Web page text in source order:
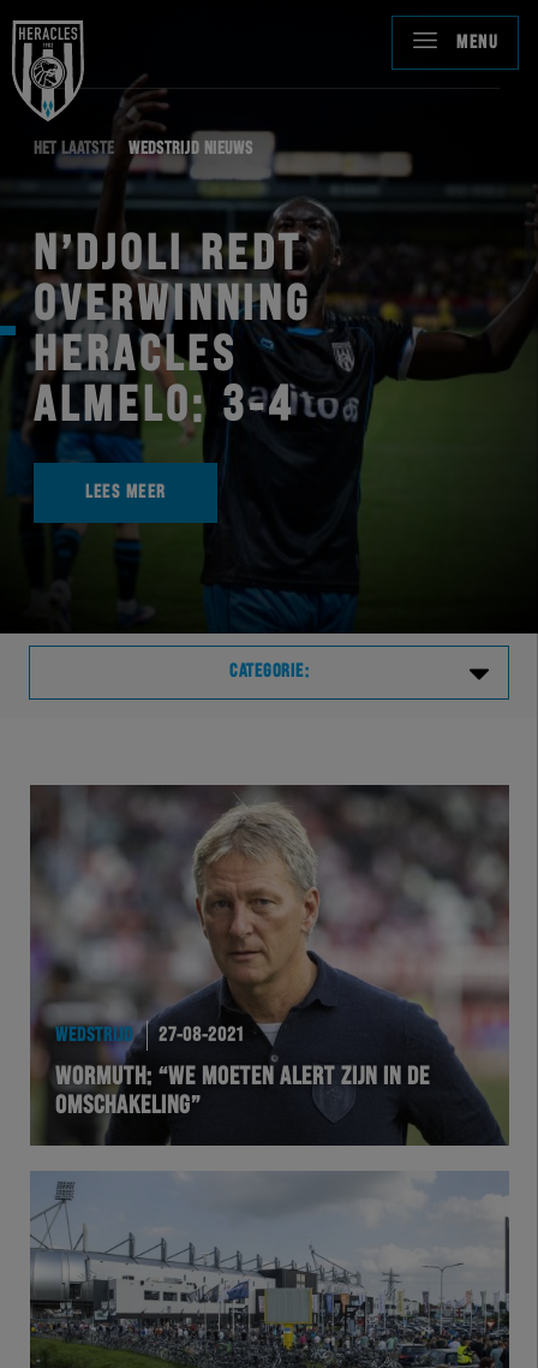
MENU
HET LAATSTE WEDSTRIJD NIEUWS
N’DJOLI REDT
OVERWINNING
HERACLES
ALMELO: 3-4
LEES MEER
CATEGORIE:
EXCHER
HERTEL
Natuurgras
Wedstrijd
WEDSTRIJD 27-08-2021
WORMUTH: “WE MOETEN ALERT ZIJN IN DE
OMSCHAKELING”